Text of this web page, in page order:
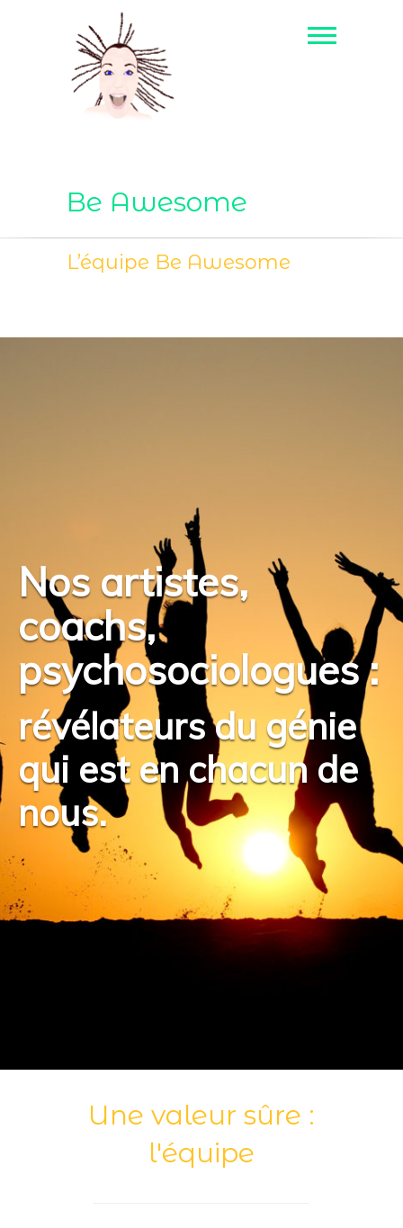
Be Awesome
L’équipe Be Awesome
Nos artistes,
coachs,
psychosociologues :
révélateurs du génie
qui est en chacun de
nous.
Une valeur sûre :
l'équipe